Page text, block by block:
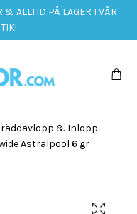
& ALLTID PÅ LAGER I VÅR
& Inlopp
Astralpool 6 gr